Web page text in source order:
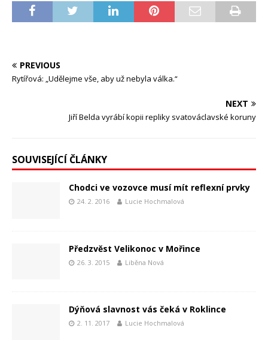
PREVIOUS
Rytířová: „Udělejme vše, aby už nebyla válka.“
NEXT
Jiří Belda vyrábí kopii repliky svatováclavské koruny
SOUVISEJÍCÍ ČLÁNKY
Chodci ve vozovce musí mít reflexní prvky
24. 2. 2016 Lucie Hochmalová
Předzvěst Velikonoc v Mořince
26. 3. 2015 Liběna Nová
Dýňová slavnost vás čeká v Roklince
2. 11. 2017 Lucie Hochmalová